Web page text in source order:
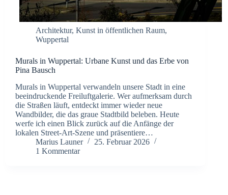
Architektur, Kunst in öffentlichen Raum,
Wuppertal
Murals in Wuppertal: Urbane Kunst und das Erbe von
Pina Bausch
Murals in Wuppertal verwandeln unsere Stadt in eine
beeindruckende Freiluftgalerie. Wer aufmerksam durch
die Straßen läuft, entdeckt immer wieder neue
Wandbilder, die das graue Stadtbild beleben. Heute
werfe ich einen Blick zurück auf die Anfänge der
lokalen Street-Art-Szene und präsentiere…
Marius Launer
25. Februar 2026
1 Kommentar